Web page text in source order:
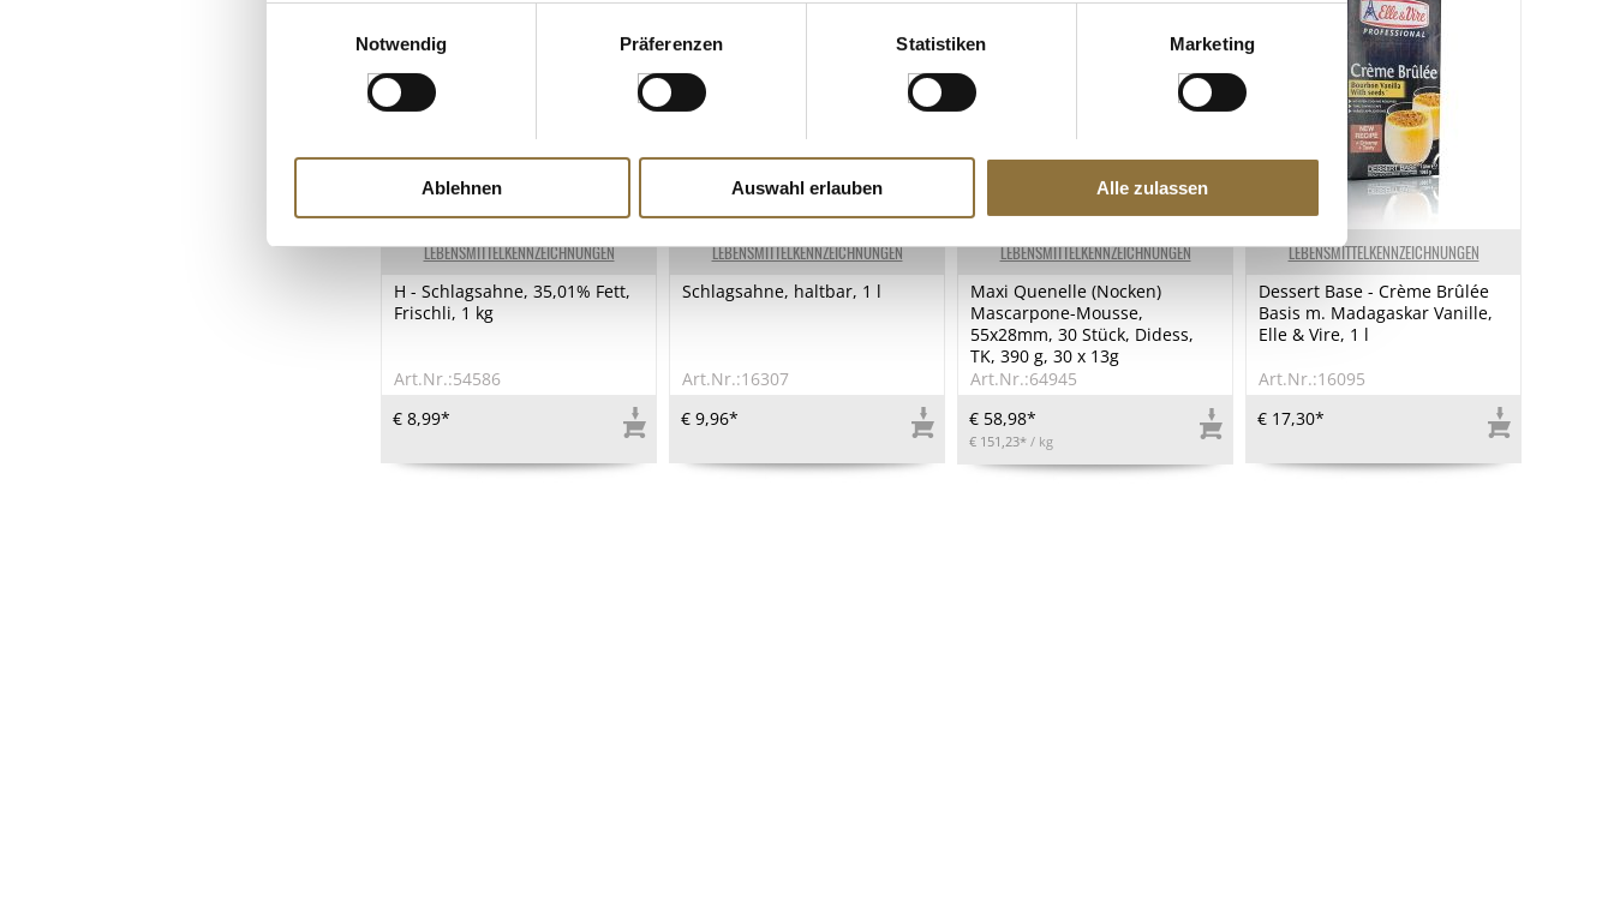
Notwendig
Präferenzen Statistiken Marketing
Ablehnen Auswahl erlauben Alle zulassen
LEBENSMITTELKENNZEICHNUNGEN
H - Schlagsahne, 35,01% Fett,
Frischli, 1 kg
Art.Nr.:54586
€ 8,99*
LEBENSMITTELKENNZEICHNUNGEN
Schlagsahne, haltbar, 1 l
Art.Nr.:16307
€ 9,96*
LEBENSMITTELKENNZEICHNUNGEN
Maxi Quenelle (Nocken)
Mascarpone-Mousse,
55x28mm, 30 Stück, Didess,
TK, 390 g, 30 x 13g
Art.Nr.:64945
€ 58,98*
€ 151,23* / kg
LEBENSMITTELKENNZEICHNUNGEN
Dessert Base - Crème Brûlée
Basis m. Madagaskar Vanille,
Elle & Vire, 1 l
Art.Nr.:16095
€ 17,30*